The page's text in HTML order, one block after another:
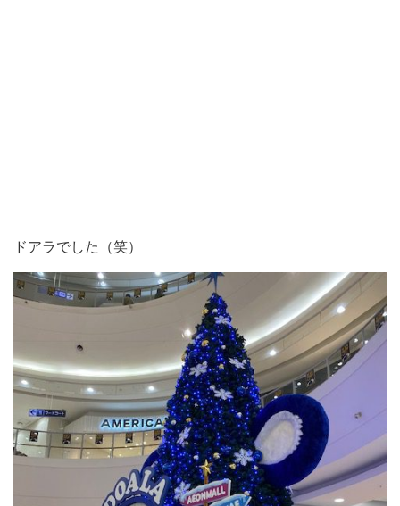
ドアラでした（笑）